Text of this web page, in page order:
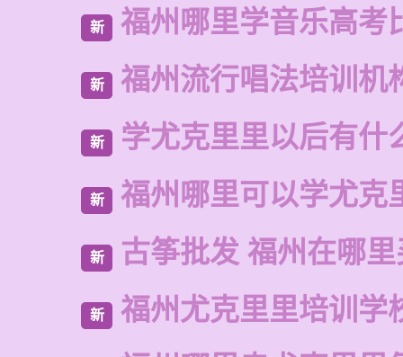
新 福州哪里学音乐高考
新 福州流行唱法培训机
新 学尤克里里以后有什
新 福州哪里可以学尤克
新 古筝批发 福州在哪
新
福州尤克里里培训学